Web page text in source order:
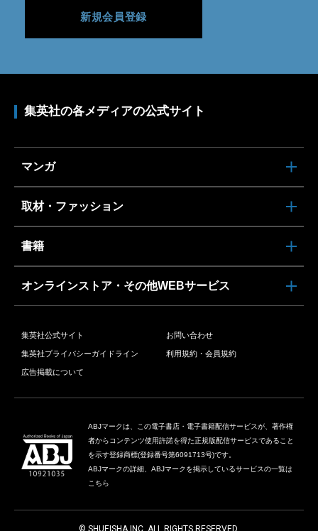
新規会員登録
集英社の各メディアの公式サイト
マンガ
取材・ファッション
書籍
オンラインストア・その他WEBサービス
集英社公式サイト お問い合わせ
集英社プライバシーガイドライン 利用規約・会員規約
広告掲載について
ABJマークは、この電子書店・電子書籍配信サービスが、著作権
者からコンテンツ使用許諾を得た正規版配信サービスであること
を示す登録商標(登録番号第6091713号)です。
ABJマークの詳細、ABJマークを掲示しているサービスの一覧は
こちら
© SHUEISHA INC. ALL RIGHTS RESERVED.